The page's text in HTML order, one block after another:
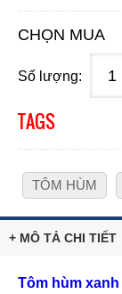
CHỌN MUA
Số lượng:
TAGS
TÔM HÙM
+ MÔ TẢ CHI TIẾT
Tôm hùm xanh